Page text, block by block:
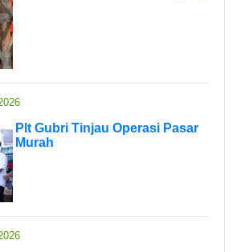
Plt Gubri Tinjau Operasi Pasar
Murah